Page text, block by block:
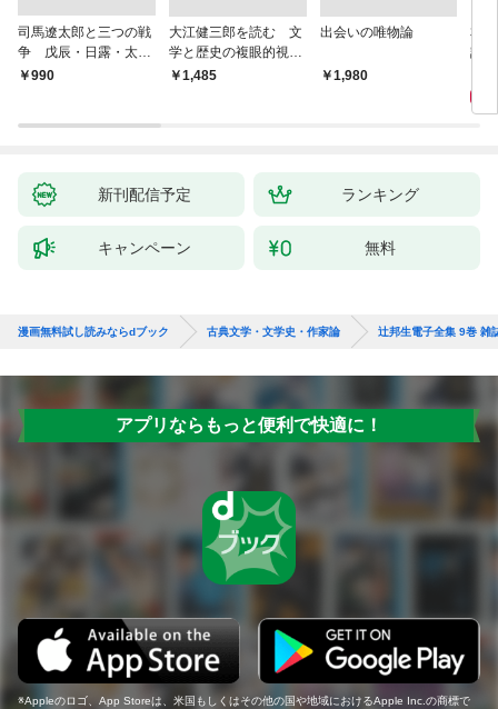
司馬遼太郎と三つの戦
争 戊辰・日露・太平
洋
￥990
大江健三郎を読む 文
学と歴史の複眼的視点
から
￥1,485
出会いの唯物論
￥1,980
本
話）
新刊配信予定 ランキング
キャンペーン 無料
漫画無料試し読みならdブック 古典文学・文学史・作家論 辻邦生電子全集 9巻
アプリならもっと便利で快適に！
Appleのロゴ、App Storeは、米国もしくはその他の国や地域におけるApple Inc.の商標で